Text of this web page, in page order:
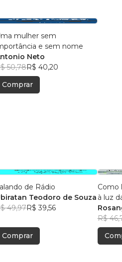
mulher sem
e sem nome
Neto
50,78R$ 40,20
Comprar
de Rádio
Teodoro de Souza
49,97R$ 39,56
Comprar
Como
à luz
R$